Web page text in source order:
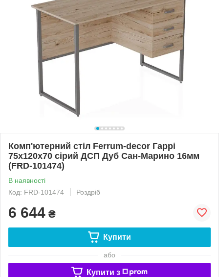
Комп'ютерний стіл Ferrum-decor Гаррі
75x120x70 сірий ДСП Дуб Сан-Марино 16мм
(FRD-101474)
В наявності
Код: FRD-101474
Роздріб
6 644 ₴
Купити
або
Купити з